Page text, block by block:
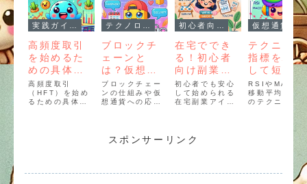
高頻度取引
を始めるた
めの具体的
な手順とお
すすめツー
ル
高頻度取引
（HFT）を始め
るための具体的
で、初心者でも
ブロックチ
ェーンと
は？仮想通
貨を支える
技術の基礎
ブロックチェー
ンの仕組みや仮
想通貨への応
解説。未来を支
える技術の基礎
在宅ででき
る！初心者
向け副業ア
イデア完全
ガイド
初心者でも安心
して始められる
在宅副業アイデ
効活用し、収入
アップを目指し
仮想通貨
テクニカル
指標を駆使
して短期で
仮想通貨利
益を上げる
方法
RSIやMACD
移動平均線な
のテクニカル
なテクニック
リスク管理を
しく紹介しま
スポンサーリンク